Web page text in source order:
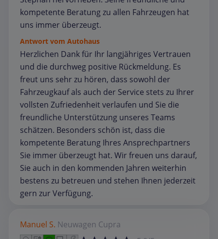
kompetente Beratung zu allen Fahrzeugen hat
uns immer überzeugt.
Antwort vom Autohaus
Herzlichen Dank für Ihr langjähriges Vertrauen
und die durchweg positive Rückmeldung. Es
freut uns sehr zu hören, dass sowohl der
Fahrzeugkauf als auch der Service stets zu Ihrer
vollsten Zufriedenheit verlaufen und Sie die
freundliche Unterstützung unseres Teams
schätzen. Besonders schön ist, dass die
kompetente Beratung Ihres Ansprechpartners
Sie immer überzeugt hat. Wir freuen uns darauf,
Sie auch in den kommenden Jahren weiterhin
bestens zu betreuen und stehen Ihnen jederzeit
gern zur Verfügung.
Manuel S. Neuwagen Cupra